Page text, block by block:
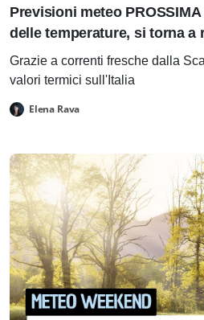
Previsioni meteo
delle temperature, si torna a
Grazie a correnti fresche dalla
valori termici sull'Italia
Elena Rava